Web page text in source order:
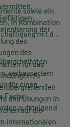
der
des
des
für das
zu
und Übungen in
auf die
internationalen
sowie ein
in Kombination
mit den
verbessertem
für einen
Fachs
aufsteigend